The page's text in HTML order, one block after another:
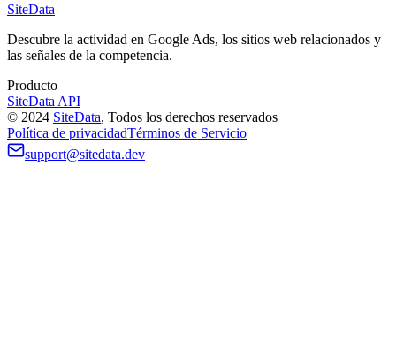
SiteData
Descubre la actividad en Google Ads, los sitios web relacionados y
las señales de la competencia.
Producto
SiteData API
© 2024 SiteData, Todos los derechos reservados
Política de privacidadTérminos de Servicio
support@sitedata.dev